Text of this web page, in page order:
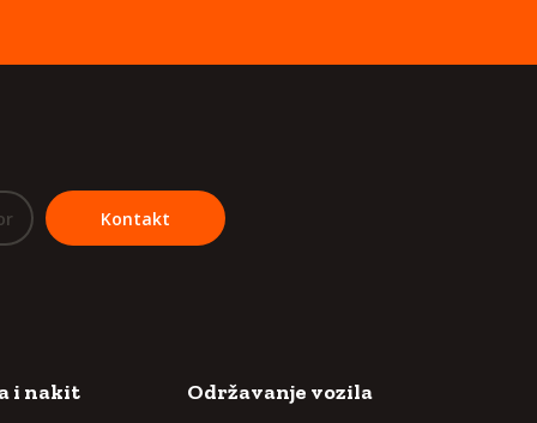
Kontakt
i nakit Održavanje vozila